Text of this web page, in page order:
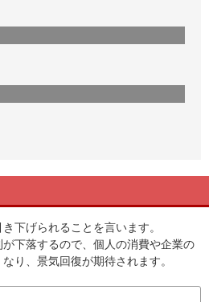
下げられることを言います。
下落するので、個人の消費や企業の
り、景気回復が期待されます。